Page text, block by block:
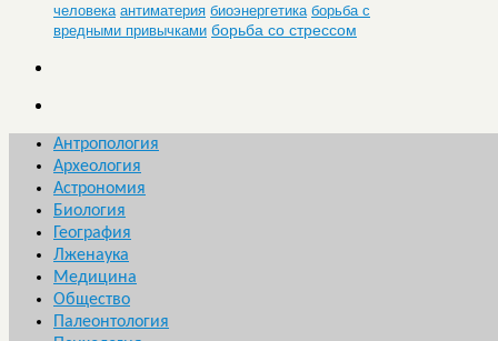
человека антиматерия биоэнергетика борьба с
вредными привычками борьба со стрессом
Антропология
Археология
Астрономия
Биология
География
Лженаука
Медицина
Общество
Палеонтология